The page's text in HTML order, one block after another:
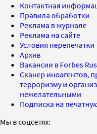
Контактная
Правила обработки
Реклама в журнале
Реклама на сайте
Условия перепечатки
Архив
Вакансии в Forbes
Сканер иноагентов,
терроризму и
нежелательными
Подписка на
Мы в соцсетях: